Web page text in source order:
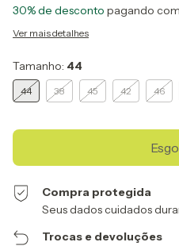
30% de desconto pagando
Ver mais detalhes
Tamanho: 44
44 38 45 42 46
Compra protegida
Seus dados cuidados
Trocas e devoluções